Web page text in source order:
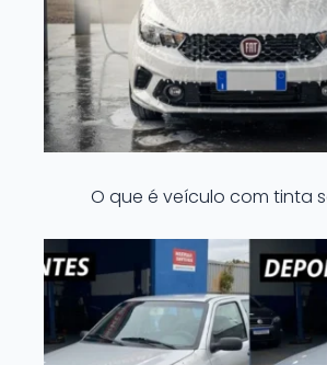
O que é veículo com tinta